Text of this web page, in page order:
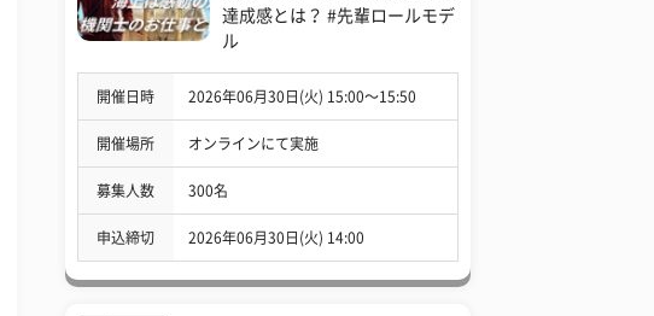
達成感とは？ #先輩ロールモデ
ル
開催日時 2026年06月30日(火) 15:00〜15:50
開催場所 オンラインにて実施
募集人数 300名
申込締切 2026年06月30日(火) 14:00